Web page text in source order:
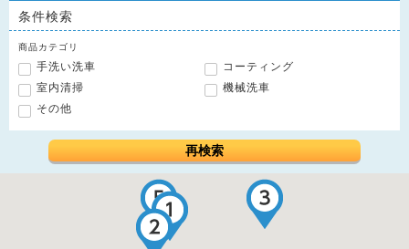
条件検索
商品カテゴリ
手洗い洗車
コーティング
室内清掃
機械洗車
その他
再検索